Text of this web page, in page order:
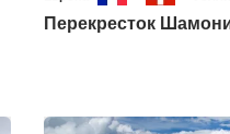
Перекресток